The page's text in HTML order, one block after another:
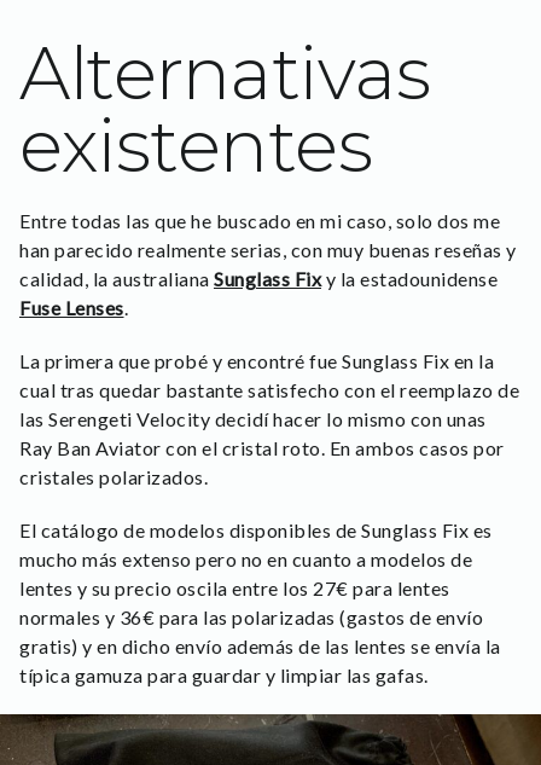
Alternativas
existentes
Entre todas las que he buscado en mi caso, solo dos me
han parecido realmente serias, con muy buenas reseñas y
calidad, la australiana Sunglass Fixy la estadounidense
Fuse Lenses.
La primera que probé y encontré fue Sunglass Fix en la
cual tras quedar bastante satisfecho con el reemplazo de
las Serengeti Velocity decidí hacer lo mismo con unas
Ray Ban Aviator con el cristal roto. En ambos casos por
cristales polarizados.
El catálogo de modelos disponibles de Sunglass Fix es
mucho más extenso pero no en cuanto a modelos de
lentes y su precio oscila entre los 27€ para lentes
normales y 36€ para las polarizadas (gastos de envío
gratis) y en dicho envío además de las lentes se envía la
típica gamuza para guardar y limpiar las gafas.